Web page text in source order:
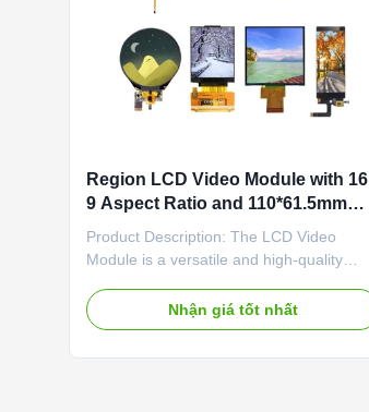
Region LCD Video Module with 16
9 Aspect Ratio and 110*61.5mm
Display Area
Product Description: The LCD Video
Module is a versatile and high-quality
various applications such as Screen
Projection Module and Video Playback
Nhận giá tốt nhất